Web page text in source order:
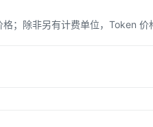
；除非另有计费单位，Token 价